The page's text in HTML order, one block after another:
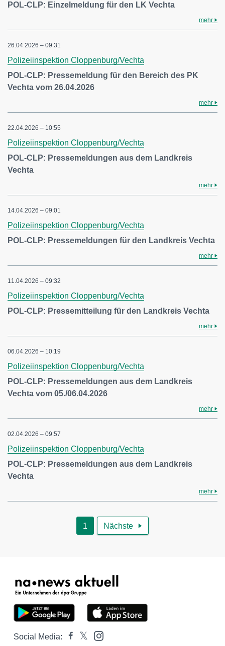
POL-CLP: Einzelmeldung für den LK Vechta
mehr
26.04.2026 – 09:31
Polizeiinspektion Cloppenburg/Vechta
POL-CLP: Pressemeldung für den Bereich des PK
Vechta vom 26.04.2026
mehr
22.04.2026 – 10:55
Polizeiinspektion Cloppenburg/Vechta
POL-CLP: Pressemeldungen aus dem Landkreis
Vechta
mehr
14.04.2026 – 09:01
Polizeiinspektion Cloppenburg/Vechta
POL-CLP: Pressemeldungen für den Landkreis Vechta
mehr
11.04.2026 – 09:32
Polizeiinspektion Cloppenburg/Vechta
POL-CLP: Pressemitteilung für den Landkreis Vechta
mehr
06.04.2026 – 10:19
Polizeiinspektion Cloppenburg/Vechta
POL-CLP: Pressemeldungen aus dem Landkreis
Vechta vom 05./06.04.2026
mehr
02.04.2026 – 09:57
Polizeiinspektion Cloppenburg/Vechta
POL-CLP: Pressemeldungen aus dem Landkreis
Vechta
mehr
1 Nächste 
Social Media: